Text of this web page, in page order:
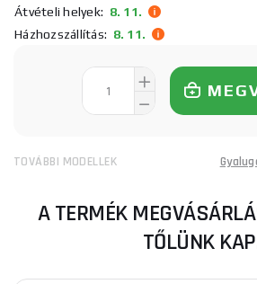
Átvételi helyek: 8. 11.
Házhozszállítás: 8. 11.
TOVÁBBI MODELLEK
A TERMÉK
TŐLÜNK